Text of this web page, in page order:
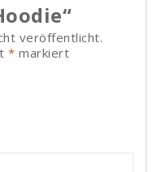
veröffentlicht.
* markiert